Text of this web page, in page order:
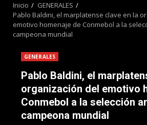
Inicio
GENERALES
Pablo Baldini, el marplatense clave en la
emotivo homenaje de Conmebol a la
campeona mundial
GENERALES
Pablo Baldini, el
organización del emotivo
Conmebol a la selección
campeona mundial